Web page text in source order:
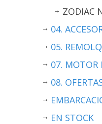
ZODIAC
04.
05.
07. MOTOR
08.
EN STOCK